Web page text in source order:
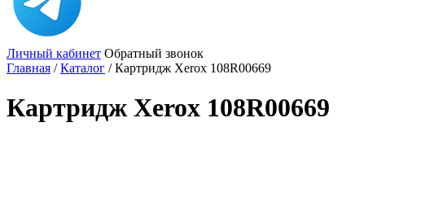
Личный кабинет Обратный звонок
Главная /Каталог /Картридж Xerox 108R00669
Картридж Xerox 108R00669